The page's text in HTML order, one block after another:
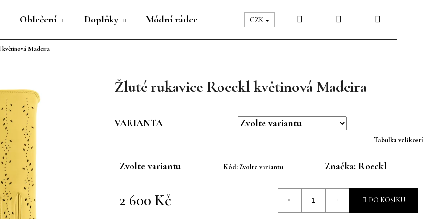
Oblečení Doplňky Módní rádce Péče & Šatník Kontakty
CZK Přihlášení
květinová Madeira
Žluté rukavice Roeckl květinová Madeira
VARIANTA
Tabulka velikostí
Zvolte variantu Kód: Zvolte variantu Značka: Roeckl
2 600 Kč DO KOŠÍKU
Co potřebujete najít?
HLEDAT